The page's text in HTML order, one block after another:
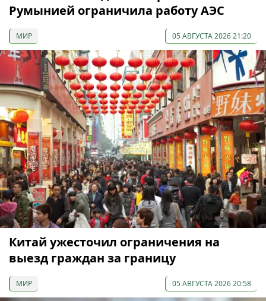
Румынией ограничила работу АЭС
МИР 05 АВГУСТА 2026 21:20
Китай ужесточил ограничения на
выезд граждан за границу
МИР 05 АВГУСТА 2026 20:58